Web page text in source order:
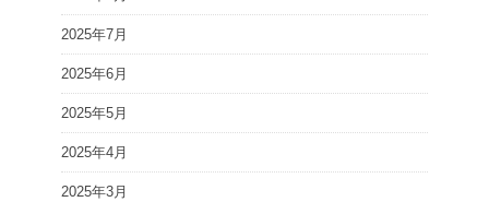
2025年7月
2025年6月
2025年5月
2025年4月
2025年3月